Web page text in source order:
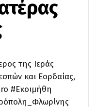
της Ιεράς
και Εορδαίας,
#Εκοιμήθη